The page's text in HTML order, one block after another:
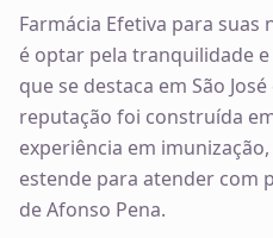
Farmácia Efetiva para suas
é optar pela tranquilidade
que se destaca em São
reputação foi construída
experiência em
estende para atender com
de Afonso Pena.